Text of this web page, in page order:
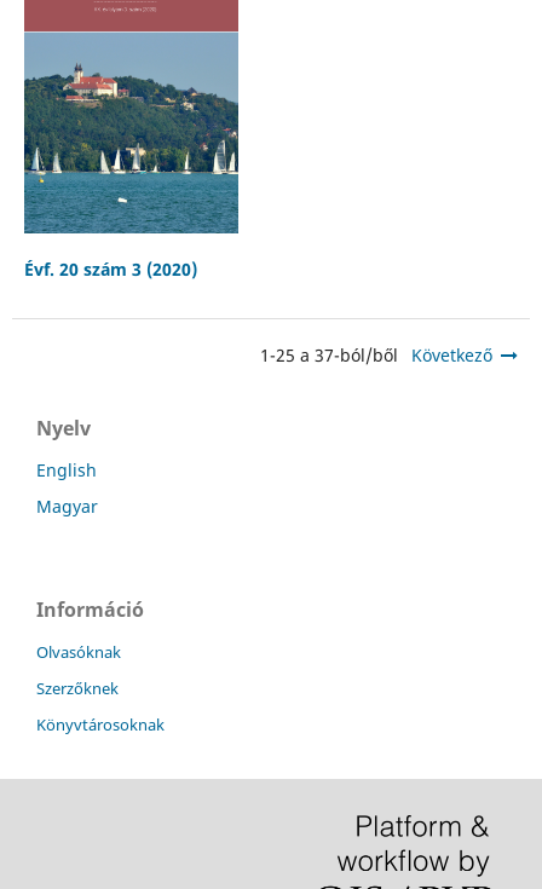
Évf. 20 szám 3 (2020)
1-25 a 37-ból/ből Következő
Nyelv
English
Magyar
Információ
Olvasóknak
Szerzőknek
Könyvtárosoknak